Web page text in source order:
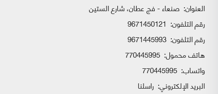
العنوان: صنعاء - فج عطان، شارع الستين
رقم التلفون: 9671450121
رقم التلفون: 9671445993
هاتف محمول: 770445995
واتساب:
البريد الإلكتروني: راسلنا